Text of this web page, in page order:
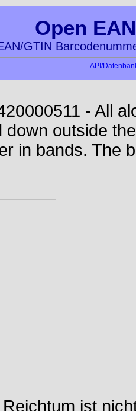
Open
GTIN
API/
- All
down outside
in bands. The
ist